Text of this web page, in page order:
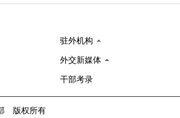
驻外机构
外交新媒体
干部考录
版权所有